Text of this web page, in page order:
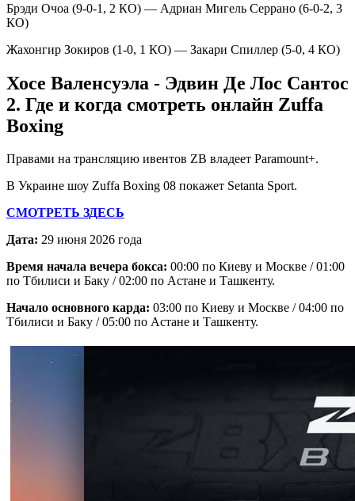
Брэди Очоа (9-0-1, 2 КО) — Адриан Мигель Серрано (6-0-2, 3
КО)
Жахонгир Зокиров (1-0, 1 КО) — Закари Спиллер (5-0, 4 КО)
Хосе Валенсуэла - Эдвин Де Лос Сантос
2. Где и когда смотреть онлайн Zuffa
Boxing
Правами на трансляцию ивентов ZB владеет Paramount+.
В Украине шоу Zuffa Boxing 08 покажет Setanta Sport.
СМОТРЕТЬ ЗДЕСЬ
Дата: 29 июня 2026 года
Время начала вечера бокса: 00:00 по Киеву и Москве / 01:00
по Тбилиси и Баку / 02:00 по Астане и Ташкенту.
Начало основного карда: 03:00 по Киеву и Москве / 04:00 по
Тбилиси и Баку / 05:00 по Астане и Ташкенту.